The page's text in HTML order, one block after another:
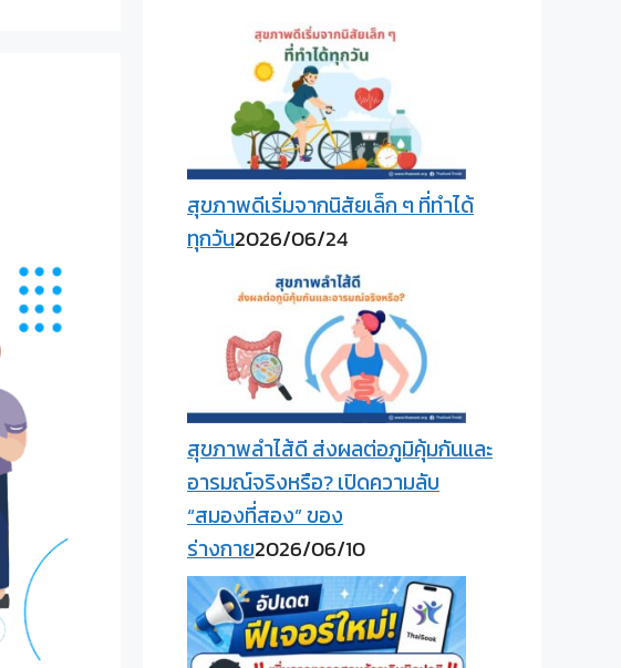
สุขภาพดีเริ่มจากนิสัยเล็ก ๆ ที่ทำได้
ทุกวัน2026/06/24
สุขภาพลำไส้ดี ส่งผลต่อภูมิคุ้มกันและ
อารมณ์จริงหรือ? เปิดความลับ
“สมองที่สอง” ของ
ร่างกาย2026/06/10